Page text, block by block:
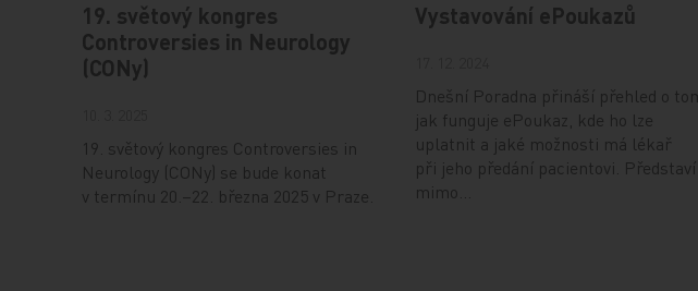
19. světový kongres
Controversies in Neurology
(CONy)
19. světový kongres Controversies in
Neurology (CONy) se bude konat
v termínu 20.–22. března 2025 v Praze.
Vystavování ePoukazů
Dnešní Poradna přináší přehled o
jak funguje ePoukaz, kde ho lze
uplatnit a jaké možnosti má lékař
při jeho předání pacientovi. Představí
mimo…